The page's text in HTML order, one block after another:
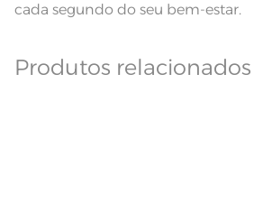
cada segundo do seu bem-estar.
Produtos relacionados